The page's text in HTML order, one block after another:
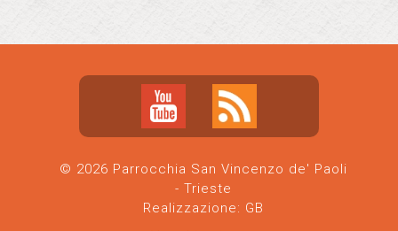
© 2026 Parrocchia San Vincenzo de' Paoli
- Trieste
Realizzazione: GB